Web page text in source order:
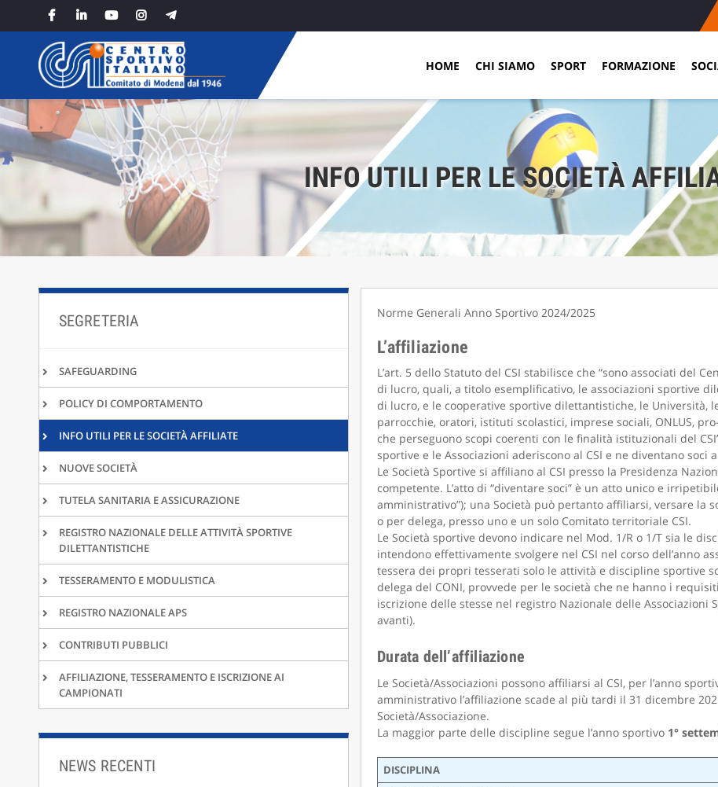
HOME CHI SIAMO SPORT FORMAZIONE
INFO UTILI PER LE SOCIETÀ
SEGRETERIA
SAFEGUARDING
POLICY DI COMPORTAMENTO
INFO UTILI PER LE SOCIETÀ AFFILIATE
NUOVE SOCIETÀ
TUTELA SANITARIA E ASSICURAZIONE
REGISTRO NAZIONALE DELLE ATTIVITÀ SPORTIVE
DILETTANTISTICHE
TESSERAMENTO E MODULISTICA
REGISTRO NAZIONALE APS
CONTRIBUTI PUBBLICI
AFFILIAZIONE, TESSERAMENTO E ISCRIZIONE AI
CAMPIONATI
NEWS RECENTI
Norme Generali Anno Sportivo 2024/2025
L’affiliazione
L’art. 5 dello Statuto del CSI stabilisce che “sono associati del
di lucro, quali, a titolo esemplificativo, le associazioni sportive
di lucro, e le cooperative sportive dilettantistiche, le Università,
parrocchie, oratori, istituti scolastici, imprese sociali, ONLUS,
che perseguono scopi coerenti con le finalità istituzionali del
sportive e le Associazioni aderiscono al CSI e ne diventano soci
Le Società Sportive si affiliano al CSI presso la Presidenza
competente. L’atto di “diventare soci” è un atto unico e
amministrativo”); una Società può pertanto affiliarsi, versare la
o per delega, presso uno e un solo Comitato territoriale CSI.
Le Società sportive devono indicare nel Mod. 1/R o 1/T sia le
intendono effettivamente svolgere nel CSI nel corso dell’anno
tessera dei propri tesserati solo le attività e discipline sportive
delega del CONI, provvede per le società che ne hanno i
iscrizione delle stesse nel registro Nazionale delle Associazioni
avanti).
Durata dell’affiliazione
Le Società/Associazioni possono affiliarsi al CSI, per l’anno
amministrativo l’affiliazione scade al più tardi il 31 dicembre
Società/Associazione.
La maggior parte delle discipline segue l’anno sportivo 1°
DISCIPLINA